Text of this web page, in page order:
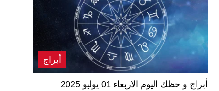
أبراج
أبراج و حظك اليوم الاربعاء 01 يوليو 2025